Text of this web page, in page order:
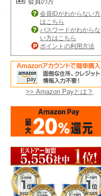
会員IDがわからない方
はこちら
パスワードがわからな
い方はこちら
ポイントの利用方法
>> Amazon Payとは？